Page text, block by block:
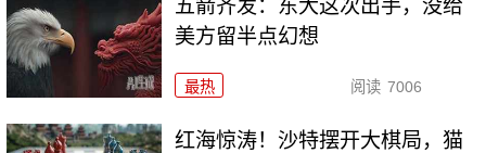
五箭齐发：东大这次出手，没给
美方留半点幻想
最热 阅读 7006
红海惊涛！沙特摆开大棋局，猫